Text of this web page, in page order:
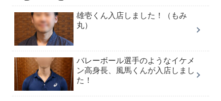
雄壱くん入店しました！（もみ
丸）
バレーボール選手のようなイケメ
ン高身長、風馬くんが入店しまし
た！